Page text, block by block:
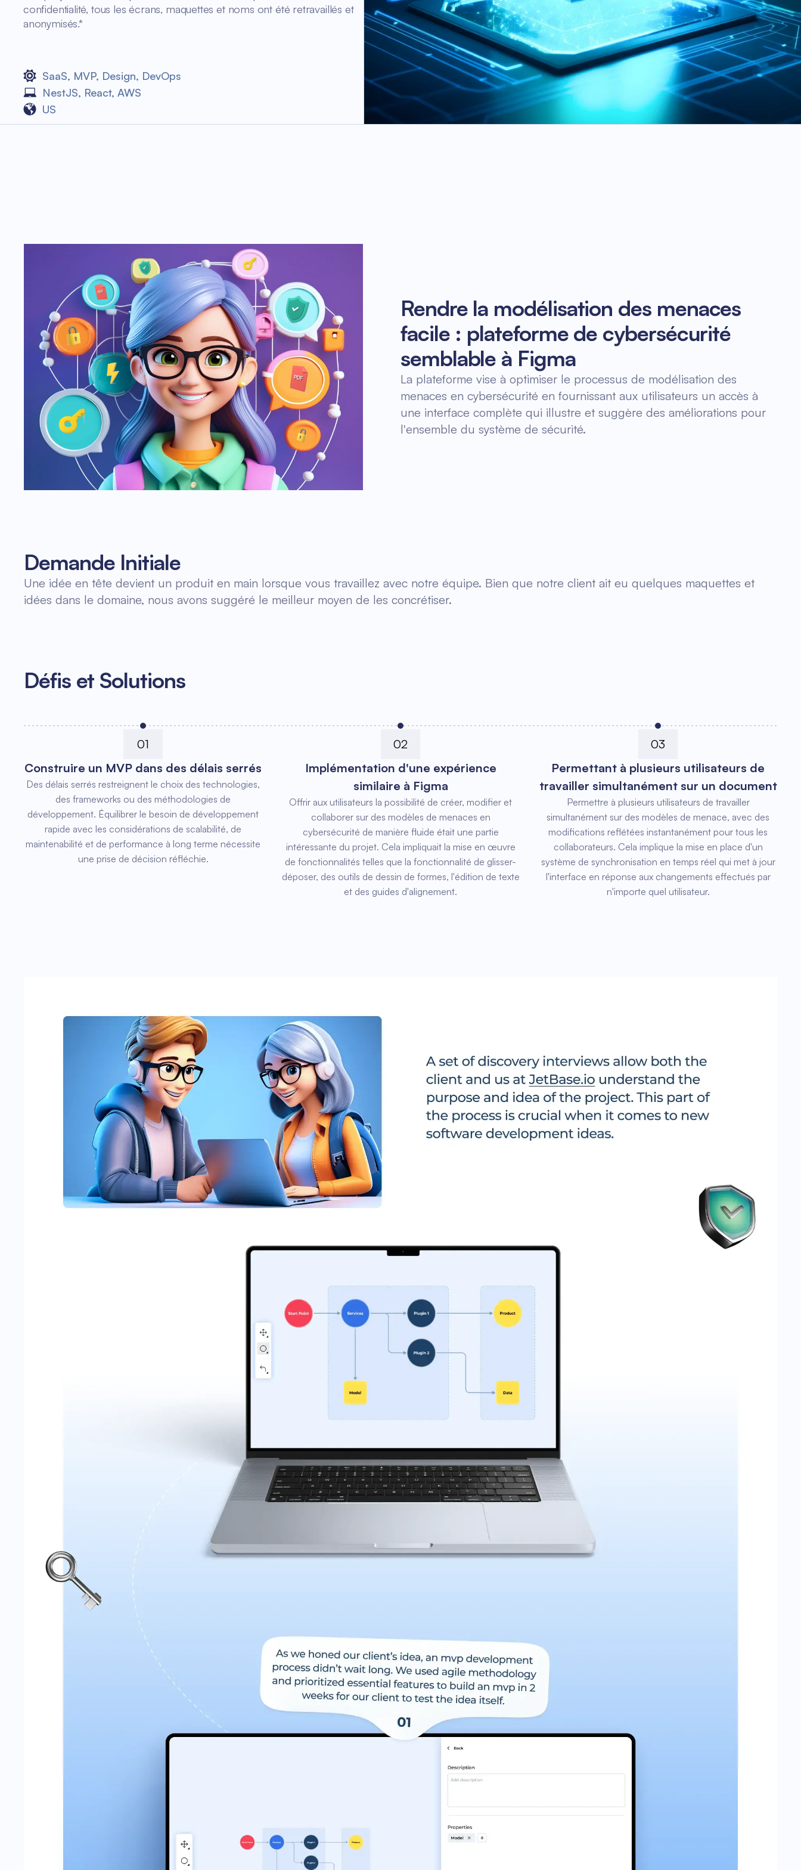
confidentialité, tous les écrans, maquettes et noms ont été retravaillés et
anonymisés.*
SaaS, MVP, Design, DevOps
NestJS, React, AWS
US
Rendre la modélisation des menaces
facile : plateforme de cybersécurité
semblable à Figma
La plateforme vise à optimiser le processus de modélisation des
menaces en cybersécurité en fournissant aux utilisateurs un accès à
une interface complète qui illustre et suggère des améliorations pour
l'ensemble du système de sécurité.
Demande Initiale
Une idée en tête devient un produit en main lorsque vous travaillez avec notre équipe. Bien que notre client ait eu quelques maquettes et
idées dans le domaine, nous avons suggéré le meilleur moyen de les concrétiser.
Défis et Solutions
01
Construire un MVP dans des délais serrés
Des délais serrés restreignent le choix des technologies,
des frameworks ou des méthodologies de
développement. Équilibrer le besoin de développement
rapide avec les considérations de scalabilité, de
maintenabilité et de performance à long terme nécessite
une prise de décision réfléchie.
02
Implémentation d'une expérience
similaire à Figma
Offrir aux utilisateurs la possibilité de créer, modifier et
collaborer sur des modèles de menaces en
cybersécurité de manière fluide était une partie
intéressante du projet. Cela impliquait la mise en œuvre
de fonctionnalités telles que la fonctionnalité de glisser-
déposer, des outils de dessin de formes, l'édition de texte
et des guides d'alignement.
03
Permettant à plusieurs utilisateurs de
travailler simultanément sur un document
Permettre à plusieurs utilisateurs de travailler
simultanément sur des modèles de menace, avec des
modifications reflétées instantanément pour tous les
collaborateurs. Cela implique la mise en place d'un
système de synchronisation en temps réel qui met à jour
l'interface en réponse aux changements effectués par
n'importe quel utilisateur.